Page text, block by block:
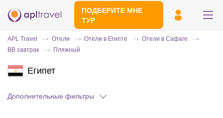
ПОДБЕРИТЕ МНЕ
ТУР
APL Travel Отели Отели в Египте
Отели в Сафаге
BB завтрак
Пляжный
Египет
Дополнительные фильтры